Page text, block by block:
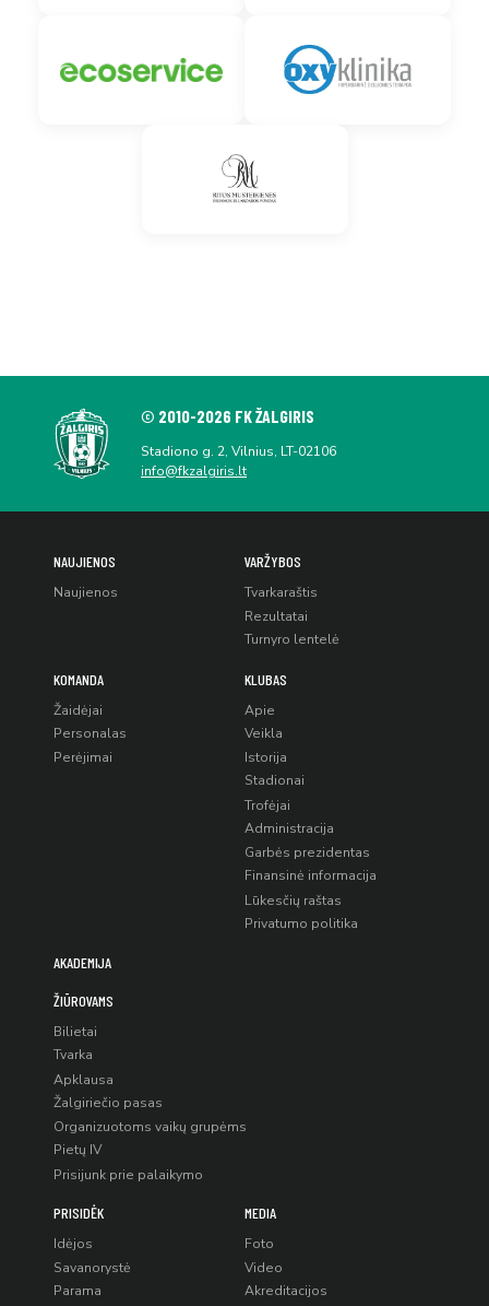
© 2010-2026 FK ŽALGIRIS
Stadiono g. 2, Vilnius, LT-02106
info@fkzalgiris.lt
NAUJIENOS
Naujienos
VARŽYBOS
Tvarkaraštis
Rezultatai
Turnyro lentelė
KOMANDA
Žaidėjai
Personalas
Perėjimai
KLUBAS
Apie
Veikla
Istorija
Stadionai
Trofėjai
Administracija
Garbės prezidentas
Finansinė informacija
Lūkesčių raštas
Privatumo politika
AKADEMIJA
ŽIŪROVAMS
Bilietai
Tvarka
Apklausa
Žalgiriečio pasas
Organizuotoms vaikų grupėms
Pietų IV
Prisijunk prie palaikymo
PRISIDĖK
Idėjos
Savanorystė
Parama
MEDIA
Foto
Video
Akreditacijos